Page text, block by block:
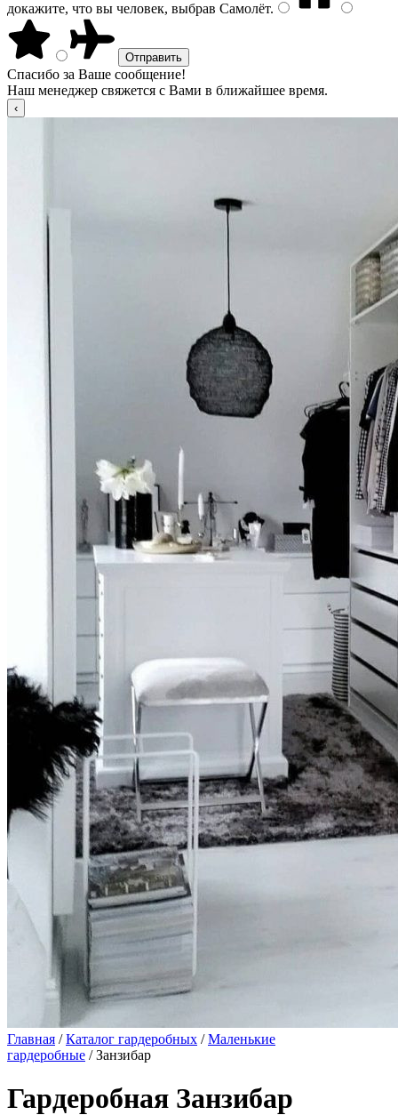
докажите, что вы человек, выбрав Самолёт.
Спасибо за Ваше сообщение!
Наш менеджер свяжется с Вами в ближайшее время.
Главная /Каталог гардеробных /Маленькие
гардеробные / Занзибар
Гардеробная Занзибар